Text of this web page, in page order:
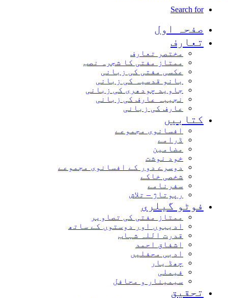
Search for
صفحہ اول
تعارف
مختصر تعارف
ممتاز مفتی کا شجرہ نصب
عکسی مفتی کی زبانی
بانو قدسیہ کی زبانی
جاوید چودھری کی زبانی
نجیبہ عارف کی زبانی
عارف کی زبانی
کتابیں
افسانوی مجموعے
ڈرامے
مضامین
خود نوشت
دوسرے دور کے افسانوی مجموعے
شخصی خاکے
سفرنامے
رپوتاژ – تلاش
فوٹو گیلری
ممتاز مفتی کی تصاویر
ادیبوں اور دوستوں کے ساتھ
قدرت اللہ شہاب
اشفاق احمد
ادبی محفلیں
چھڈ یار
فیملی
سیمینار و محافل
تحقیق